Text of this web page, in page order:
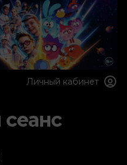
Личный кабинет